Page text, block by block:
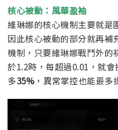
核心被動：風華盈袖
維琳娜的核心機制主要就是
因此核心被動的部分就再補
機制，只要維琳娜戰鬥外的
於1.2時，每超過0.01，就
多35%，異常掌控也能最多